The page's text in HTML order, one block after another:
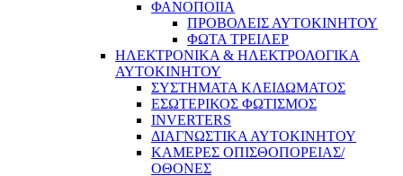
ΦΑΝΟΠΟΙΙΑ
ΠΡΟΒΟΛΕΙΣ ΑΥΤΟΚΙΝΗΤΟΥ
ΦΩΤΑ ΤΡΕΙΛΕΡ
ΗΛΕΚΤΡΟΝΙΚΑ & ΗΛΕΚΤΡΟΛΟΓΙΚΑ
ΑΥΤΟΚΙΝΗΤΟΥ
ΣΥΣΤΗΜΑΤΑ ΚΛΕΙΔΩΜΑΤΟΣ
ΕΣΩΤΕΡΙΚΟΣ ΦΩΤΙΣΜΟΣ
INVERTERS
ΔΙΑΓΝΩΣΤΙΚΑ ΑΥΤΟΚΙΝΗΤΟΥ
ΚΑΜΕΡΕΣ ΟΠΙΣΘΟΠΟΡΕΙΑΣ/
ΟΘΟΝΕΣ